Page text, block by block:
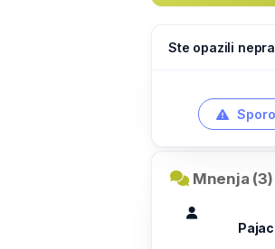
Ste opazili
Mnenja (3)
Pajac